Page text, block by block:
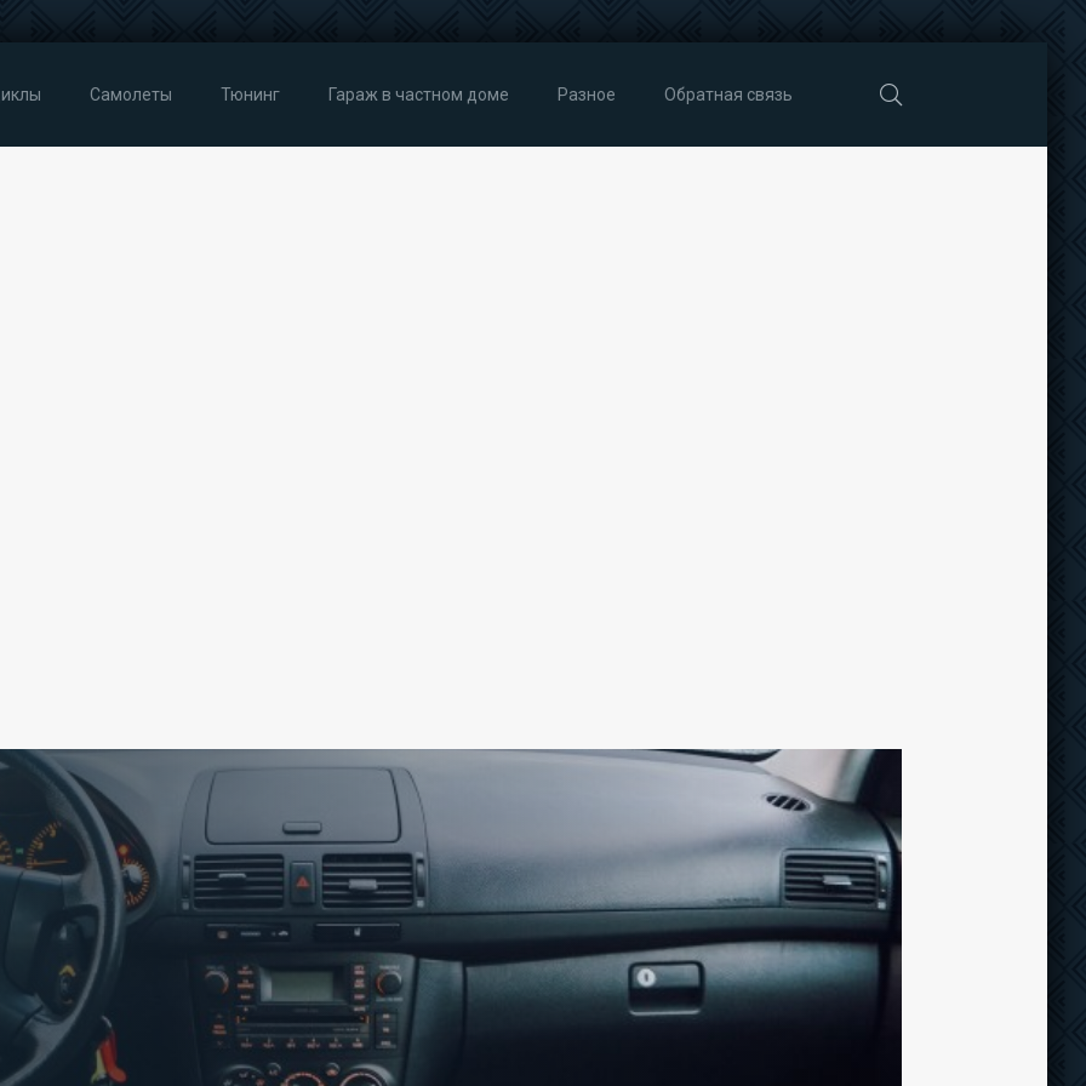
Самолеты Тюнинг Гараж в частном доме Разное Обратная связь